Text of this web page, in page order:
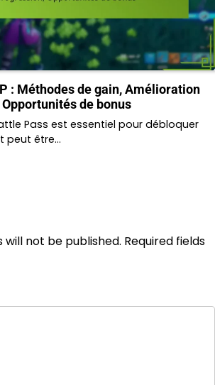
: Méthodes de gain, Amélioration
de bonus
Pass est essentiel pour débloquer
peut être…
will not be published. Required fields